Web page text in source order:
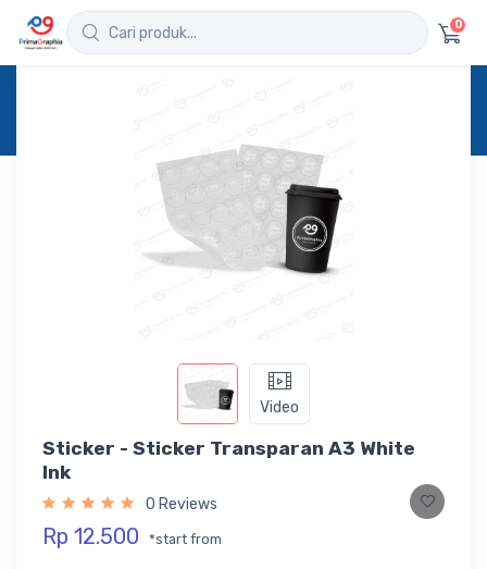
0
Video
Sticker - Sticker Transparan A3 White
Ink
0 Reviews
Rp 12.500 *start from